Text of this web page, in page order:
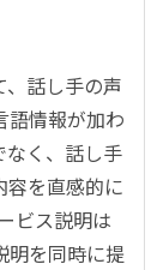
、話し手の声
語情報が加わ
なく、話し手
容を直感的に
ビス説明は
明を同時に提